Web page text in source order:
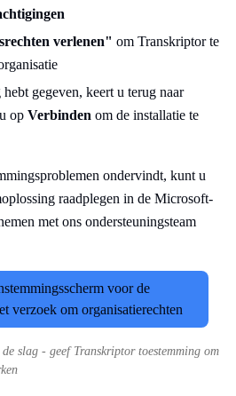
verlenen" om Transkriptor te
gegeven, keert u terug naar
op Verbinden om de installatie te
ondervindt, kunt u
raadplegen in de Microsoft-
met ons ondersteuningsteam
slag - geef Transkriptor toestemming om